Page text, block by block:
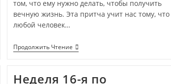
том, что ему нужно делать, чтобы получить
вечную жизнь. Эта притча учит нас тому, что
любой человек…
Продолжить Чтение
Неделя 16-я по